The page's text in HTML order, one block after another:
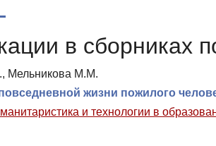
в сборниках
Мельникова М.М.
жизни пожилого
и технологии в